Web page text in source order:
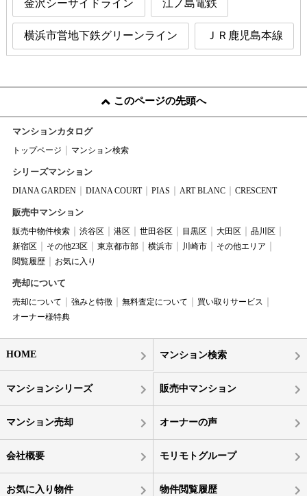
金沢シーサイドライン 江ノ島電鉄
横浜市営地下鉄グリーンライン ＪＲ鹿児島本線
このページの先頭へ
マンションカタログ
トップページ マンション検索
シリーズマンション
DIANA GARDEN DIANA COURT PIAS ART BLANC CRESCENT
販売中マンション
販売中物件検索 渋谷区 港区 世田谷区 目黒区 大田区
品川区
新宿区
その他23区 東京都市部 横浜市 川崎市
その他エリア
閲覧履歴
お気に入り
売却について
売却について 強みと特徴 無料査定について
買い取りサービス
オーナー様特典
HOME マンション検索
マンションシリーズ 販売中マンション
マンション売却 オーナーの声
会社概要 モリモトグループ
お気に入り物件 物件閲覧履歴